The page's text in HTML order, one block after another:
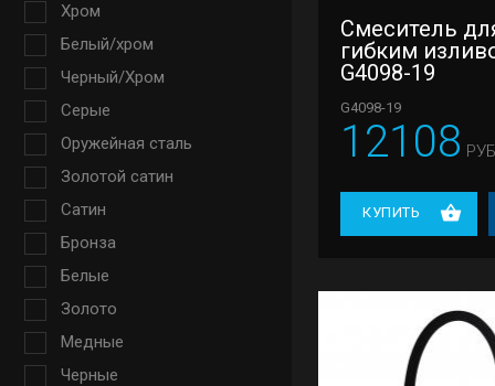
Хром
Белый/хром
Черный/Хром
Серые
Оружейная сталь
Золотой сатин
Сатин
Бронза
Белые
Золото
Медные
Черные
Смеситель
гибким
G4098-19
G4098-19
12108
КУПИТЬ